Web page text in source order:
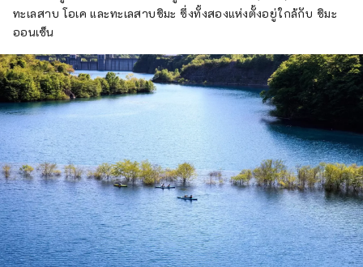
ทะเลสาบ โอเค และทะเลสาบชิมะ ซึ่งทั้งสองแห่งตั้งอยู่ใกล้กับ ชิมะ
ออนเซ็น